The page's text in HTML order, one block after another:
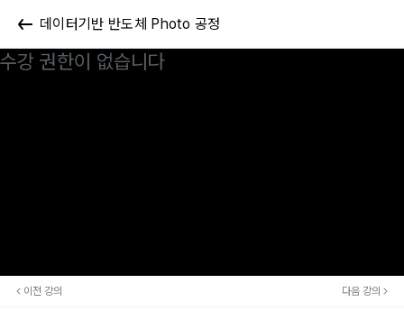
데이터기반 반도체 Photo 공정
수강 권한이 없습니다
이전 강의 다음 강의